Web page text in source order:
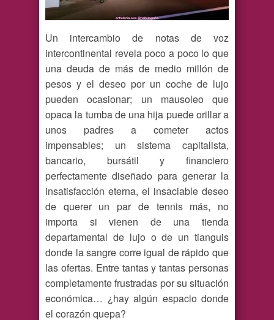
Un intercambio de notas de voz
intercontinental revela poco a poco lo que
una deuda de más de medio millón de
pesos y el deseo por un coche de lujo
pueden ocasionar; un mausoleo que
opaca la tumba de una hija puede orillar a
unos padres a cometer actos
impensables; un sistema capitalista,
bancario, bursátil y financiero
perfectamente diseñado para generar la
insatisfacción eterna, el insaciable deseo
de querer un par de tennis más, no
importa si vienen de una tienda
departamental de lujo o de un tianguis
donde la sangre corre igual de rápido que
las ofertas. Entre tantas y tantas personas
completamente frustradas por su situación
económica… ¿hay algún espacio donde
el corazón quepa?